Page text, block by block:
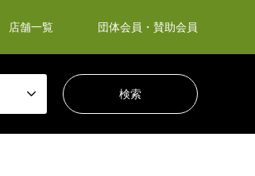
店舗一覧 団体会員・賛助会員